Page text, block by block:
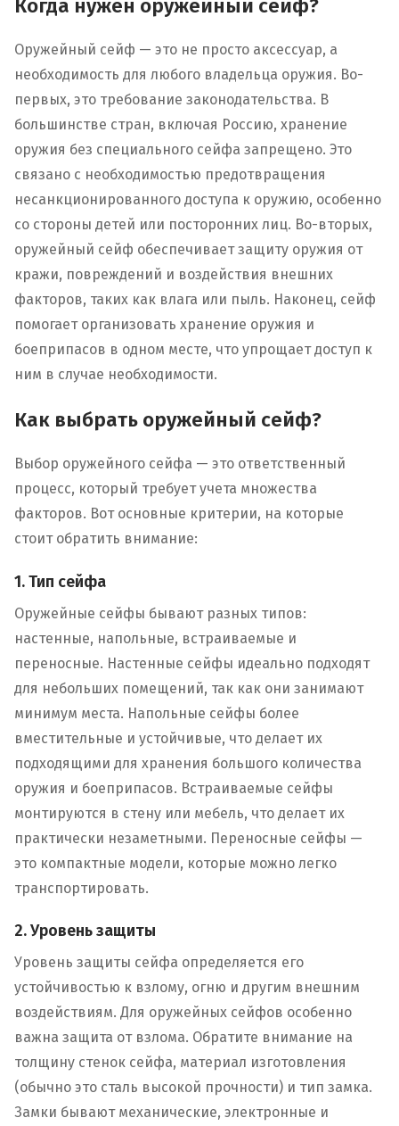
Когда нужен оружейный сейф?
Оружейный сейф — это не просто аксессуар, а
необходимость для любого владельца оружия. Во-
первых, это требование законодательства. В
большинстве стран, включая Россию, хранение
оружия без специального сейфа запрещено. Это
связано с необходимостью предотвращения
несанкционированного доступа к оружию, особенно
со стороны детей или посторонних лиц. Во-вторых,
оружейный сейф обеспечивает защиту оружия от
кражи, повреждений и воздействия внешних
факторов, таких как влага или пыль. Наконец, сейф
помогает организовать хранение оружия и
боеприпасов в одном месте, что упрощает доступ к
ним в случае необходимости.
Как выбрать оружейный сейф?
Выбор оружейного сейфа — это ответственный
процесс, который требует учета множества
факторов. Вот основные критерии, на которые
стоит обратить внимание:
1. Тип сейфа
Оружейные сейфы бывают разных типов:
настенные, напольные, встраиваемые и
переносные. Настенные сейфы идеально подходят
для небольших помещений, так как они занимают
минимум места. Напольные сейфы более
вместительные и устойчивые, что делает их
подходящими для хранения большого количества
оружия и боеприпасов. Встраиваемые сейфы
монтируются в стену или мебель, что делает их
практически незаметными. Переносные сейфы —
это компактные модели, которые можно легко
транспортировать.
2. Уровень защиты
Уровень защиты сейфа определяется его
устойчивостью к взлому, огню и другим внешним
воздействиям. Для оружейных сейфов особенно
важна защита от взлома. Обратите внимание на
толщину стенок сейфа, материал изготовления
(обычно это сталь высокой прочности) и тип замка.
Замки бывают механические, электронные и